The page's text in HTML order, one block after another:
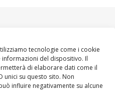
tecnologie come i cookie
del dispositivo. Il
di elaborare dati come il
unici su questo sito. Non
influire negativamente su alcune